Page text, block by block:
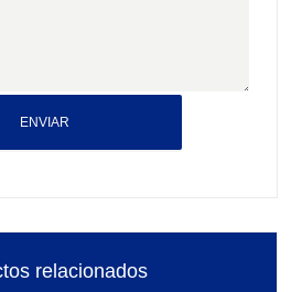
ENVIAR
relacionados